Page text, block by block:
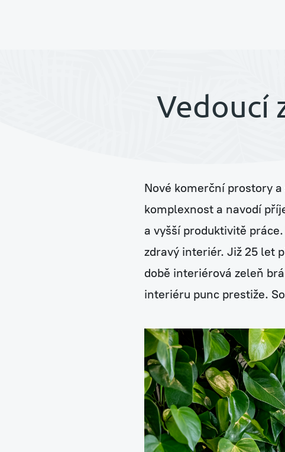
Jungle Raketa
Zelená atria Jungle House
Mechové stěny a obrazy
Revitalizace stávajících
Vedoucí
Nové komerční prostory
komplexnost a navodí
a vyšší produktivitě
zdravý interiér. Již 25 let
době interiérová zeleň
interiéru punc prestiže.